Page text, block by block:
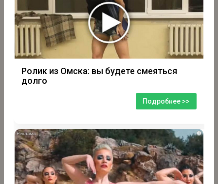
Ролик из Омска: вы будете смеяться
долго
Подробнее >>
i